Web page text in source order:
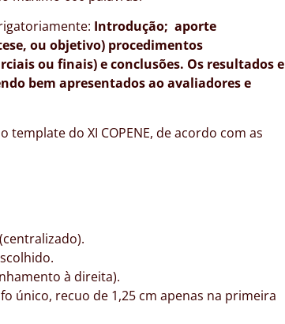
Introdução; aporte
ou objetivo) procedimentos
ou finais) e conclusões. Os resultados e
bem apresentados ao avaliadores e
do XI COPENE, de acordo com as
à direita).
único, recuo de 1,25 cm apenas na primeira